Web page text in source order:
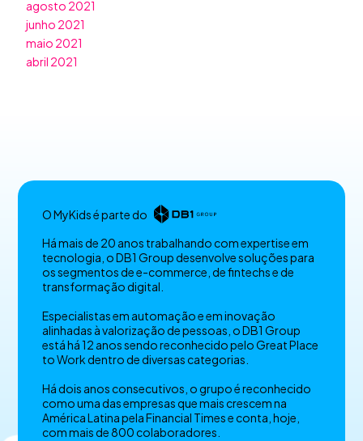
agosto 2021
junho 2021
maio 2021
abril 2021
O MyKids é parte do
Há mais de 20 anos trabalhando com expertise em
tecnologia, o DB1 Group desenvolve soluções para
os segmentos de e-commerce, de fintechs e de
transformação digital.
Especialistas em automação e em inovação
alinhadas à valorização de pessoas, o DB1 Group
está há 12 anos sendo reconhecido pelo Great Place
to Work dentro de diversas categorias.
Há dois anos consecutivos, o grupo é reconhecido
como uma das empresas que mais crescem na
América Latina pela Financial Times e conta, hoje,
com mais de 800 colaboradores.